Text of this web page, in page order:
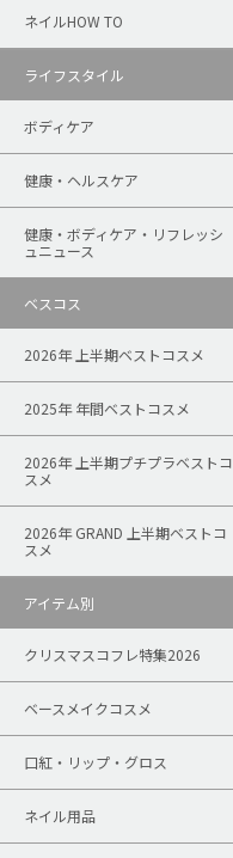
ネイルHOW TO
ライフスタイル
ボディケア
健康・ヘルスケア
健康・ボディケア・リフレッシ
ュニュース
ベスコス
2026年 上半期ベストコスメ
2025年 年間ベストコスメ
2026年 上半期プチプラベストコ
スメ
2026年 GRAND 上半期ベストコ
スメ
アイテム別
クリスマスコフレ特集2026
ベースメイクコスメ
口紅・リップ・グロス
ネイル用品